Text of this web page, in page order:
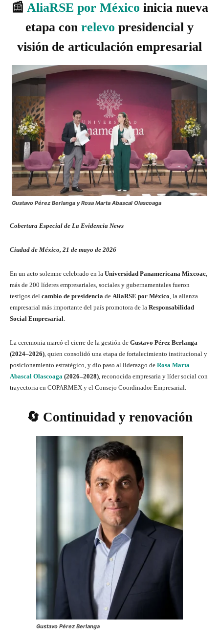
📰 AliaRSE por México inicia nueva
etapa con relevo presidencial y
visión de articulación empresarial
Gustavo Pérez Berlanga y Rosa Marta Abascal Olascoaga
Cobertura Especial de La Evidencia News
Ciudad de México, 21 de mayo de 2026
En un acto solemne celebrado en la Universidad Panamericana Mixcoac
más de 200 líderes empresariales, sociales y gubernamentales fueron
testigos del cambio de presidencia de AliaRSE por México , la alianza
empresarial más importante del país promotora de la Responsabilidad
Social Empresarial
La ceremonia marcó el cierre de la gestión de Gustavo Pérez Berlanga
(2024–2026) , quien consolidó una etapa de fortalecimiento institucional y
posicionamiento estratégico, y dio paso al liderazgo de Rosa Marta
Abascal Olascoaga (2026–2028) , reconocida empresaria y líder social con
trayectoria en COPARMEX y el Consejo Coordinador Empresarial.
🔄 Continuidad y renovación
Gustavo Pérez Berlanga